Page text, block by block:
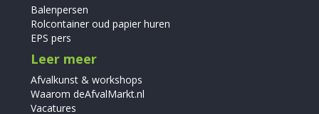
Balenpersen
Rolcontainer oud papier huren
EPS pers
Leer meer
Afvalkunst & workshops
Waarom deAfvalMarkt.nl
Vacatures